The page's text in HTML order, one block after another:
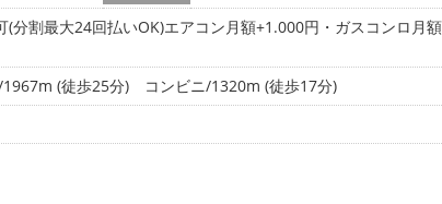
分割最大24回払いOK)エアコン月額+1.000円・ガスコンロ月
(徒歩25分)
コンビニ/1320m (徒歩17分)